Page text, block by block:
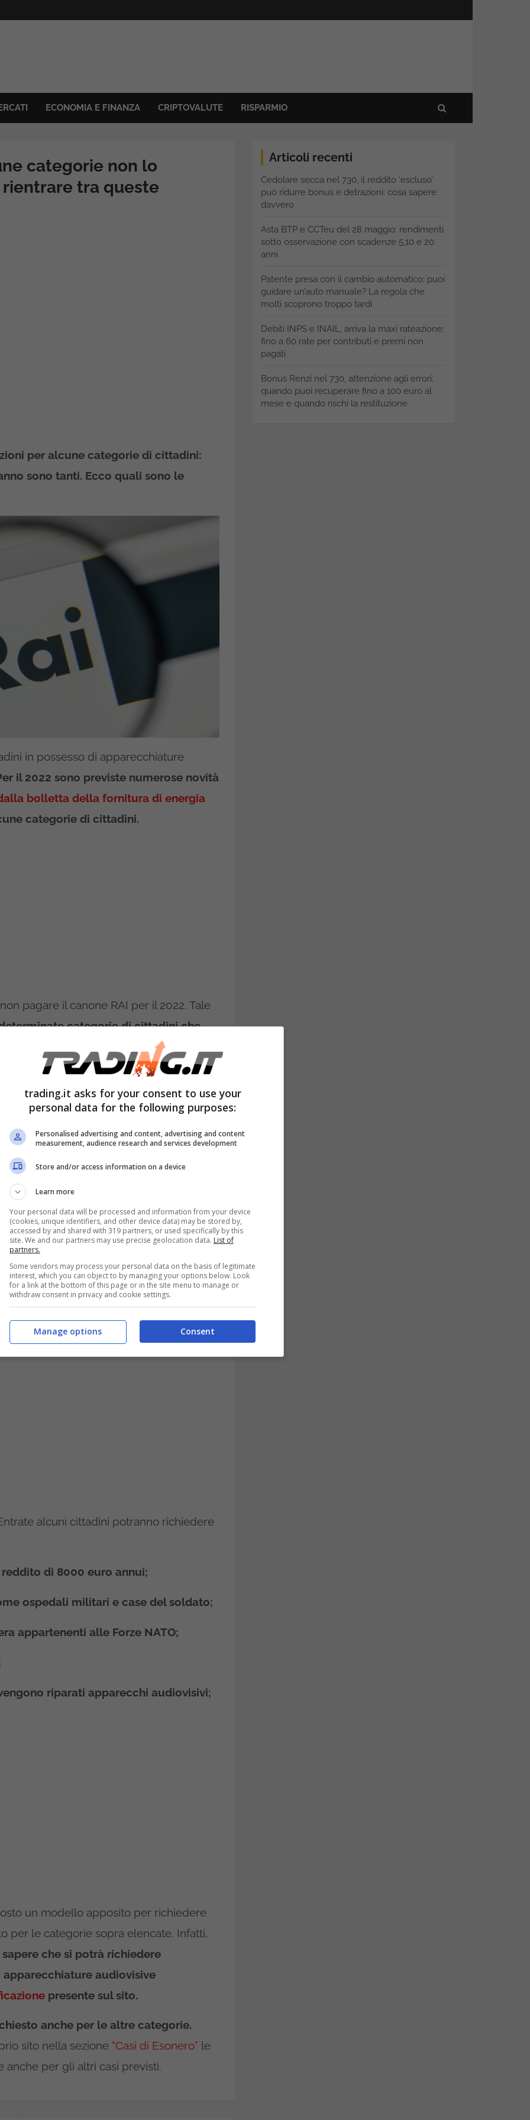
ECONOMIA E FINANZA CRIPTOVALUTE RISPARMIO
categorie non lo
tra queste
per alcune categorie di cittadini:
sono tanti. Ecco quali sono le
in possesso di apparecchiature
il 2022 sono previste numerose novità
bolletta della fornitura di energia
categorie di cittadini.
pagare il canone RAI per il 2022. Tale
categorie di cittadini che
previsto dal sito dell’Agenzia
sono i cittadini interessati da tale
tale esenzione.
non
RAI: ecco chi sono i
l’esenzione
in merito al pagamento del Canone
e riguardano alcune specifiche
non scatta in modo automatico ma
attraverso un modello
se sei in affitto? La risposta che
alcuni cittadini potranno richiedere
di 8000 euro annui;
ospedali militari e case del soldato;
appartenenti alle Forze NATO;
riparati apparecchi audiovisivi;
un modello apposito per richiedere
per le categorie sopra elencate. Infatti,
che si potrà richiedere
apparecchiature audiovisive
presente sul sito.
anche per le altre categorie.
sito nella sezione “Casi di Esonero” le
anche per gli altri casi previsti.
Articoli recenti
Cedolare secca nel 730, il reddito ‘escluso’
può ridurre bonus e detrazioni: cosa sapere
davvero
Asta BTP e CCTeu del 28 maggio: rendimenti
sotto osservazione con scadenze 5,10 e 20
anni
Patente presa con il cambio automatico: puoi
guidare un’auto manuale? La regola che
molti scoprono troppo tardi
Debiti INPS e INAIL, arriva la maxi rateazione:
fino a 60 rate per contributi e premi non
pagati
Bonus Renzi nel 730, attenzione agli errori:
quando puoi recuperare fino a 100 euro al
mese e quando rischi la restituzione
trading.it asks for your consent to use your
personal data for the following purposes:
Personalised advertising and content, advertising and content
measurement, audience research and services development
Store and/or access information on a device
Learn more
Your personal data will be processed and information from your device
(cookies, unique identifiers, and other device data) may be stored by,
accessed by and shared with 319 partners, or used specifically by this
site. We and our partners may use precise geolocation data. List of
partners.
Some vendors may process your personal data on the basis of legitimate
interest, which you can object to by managing your options below. Look
for a link at the bottom of this page or in the site menu to manage or
withdraw consent in privacy and cookie settings.
Consent
Manage options